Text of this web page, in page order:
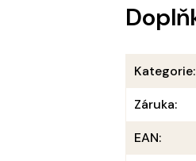
Kategorie:
Záruka:
EAN: